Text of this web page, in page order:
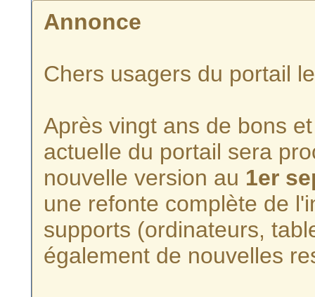
Annonce
Chers usagers du portail
Après vingt ans de bons
actuelle du portail sera
nouvelle version au 1er
une refonte complète de
supports (ordinateurs,
également de nouvelles